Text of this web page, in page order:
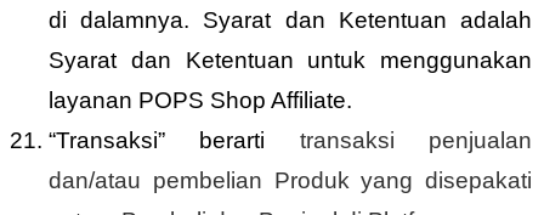
di dalamnya. Syarat dan Ketentuan adalah
Syarat dan Ketentuan untuk menggunakan
layanan POPS Shop Affiliate.
“Transaksi” berarti transaksi penjualan
dan/atau pembelian Produk yang disepakati